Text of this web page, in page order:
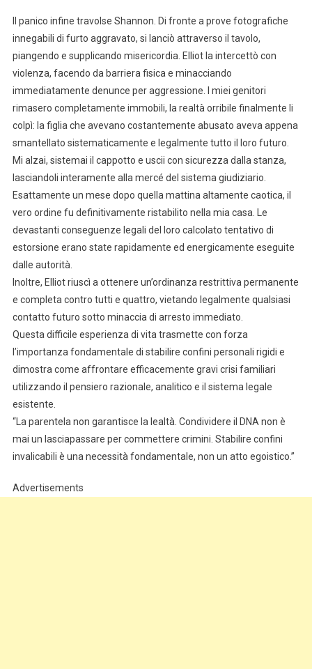
Il panico infine travolse Shannon. Di fronte a prove fotografiche
innegabili di furto aggravato, si lanciò attraverso il tavolo,
piangendo e supplicando misericordia. Elliot la intercettò con
violenza, facendo da barriera fisica e minacciando
immediatamente denunce per aggressione. I miei genitori
rimasero completamente immobili, la realtà orribile finalmente li
colpì: la figlia che avevano costantemente abusato aveva appena
smantellato sistematicamente e legalmente tutto il loro futuro.
Mi alzai, sistemai il cappotto e uscii con sicurezza dalla stanza,
lasciandoli interamente alla mercé del sistema giudiziario.
Esattamente un mese dopo quella mattina altamente caotica, il
vero ordine fu definitivamente ristabilito nella mia casa. Le
devastanti conseguenze legali del loro calcolato tentativo di
estorsione erano state rapidamente ed energicamente eseguite
dalle autorità.
Inoltre, Elliot riuscì a ottenere un’ordinanza restrittiva permanente
e completa contro tutti e quattro, vietando legalmente qualsiasi
contatto futuro sotto minaccia di arresto immediato.
Questa difficile esperienza di vita trasmette con forza
l’importanza fondamentale di stabilire confini personali rigidi e
dimostra come affrontare efficacemente gravi crisi familiari
utilizzando il pensiero razionale, analitico e il sistema legale
esistente.
“La parentela non garantisce la lealtà. Condividere il DNA non è
mai un lasciapassare per commettere crimini. Stabilire confini
invalicabili è una necessità fondamentale, non un atto egoistico.”
Advertisements